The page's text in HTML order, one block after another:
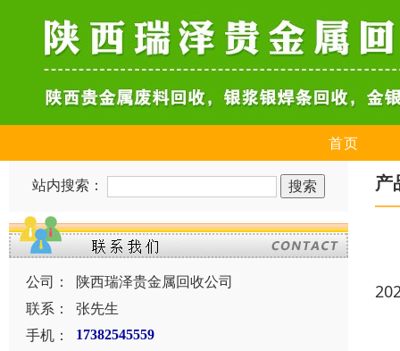
首页
站内搜索：
公司：
陕西瑞泽贵金属回收公司
联系：
张先生
手机：
17382545559
产